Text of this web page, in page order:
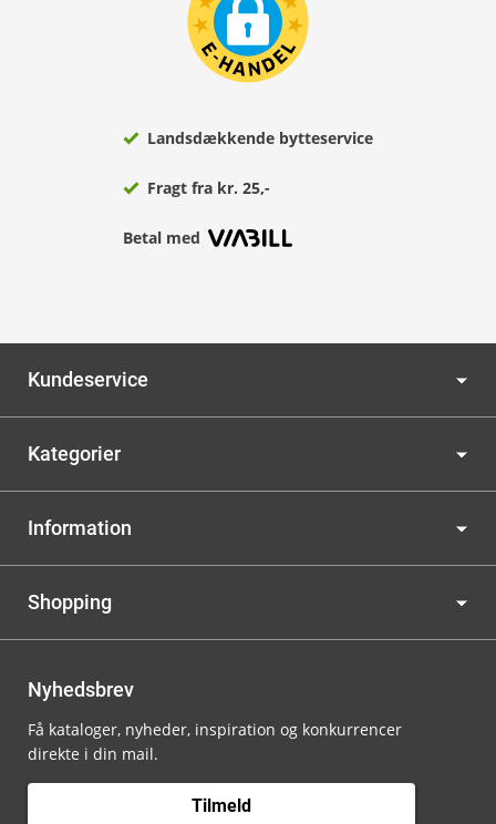
Landsdækkende bytteservice
Fragt fra kr. 25,-
Betal med
Kundeservice
Kategorier
Information
Shopping
Nyhedsbrev
Få kataloger, nyheder, inspiration og konkurrencer
direkte i din mail.
Tilmeld